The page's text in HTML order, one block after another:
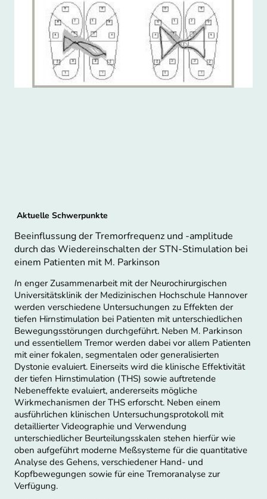
Aktuelle Schwerpunkte
Beeinflussung der Tremorfrequenz und -amplitude
durch das Wiedereinschalten der STN-Stimulation bei
einem Patienten mit M. Parkinson
In enger Zusammenarbeit mit der Neurochirurgischen
Universitätsklinik der Medizinischen Hochschule Hannover
werden verschiedene Untersuchungen zu Effekten der
tiefen Hirnstimulation bei Patienten mit unterschiedlichen
Bewegungsstörungen durchgeführt. Neben M. Parkinson
und essentiellem Tremor werden dabei vor allem Patienten
mit einer fokalen, segmentalen oder generalisierten
Dystonie evaluiert. Einerseits wird die klinische Effektivität
der tiefen Hirnstimulation (THS) sowie auftretende
Nebeneffekte evaluiert, andererseits mögliche
Wirkmechanismen der THS erforscht. Neben einem
ausführlichen klinischen Untersuchungsprotokoll mit
detaillierter Videographie und Verwendung
unterschiedlicher Beurteilungsskalen stehen hierfür wie
oben aufgeführt moderne Meßsysteme für die quantitative
Analyse des Gehens, verschiedener Hand- und
Kopfbewegungen sowie für eine Tremoranalyse zur
Verfügung.